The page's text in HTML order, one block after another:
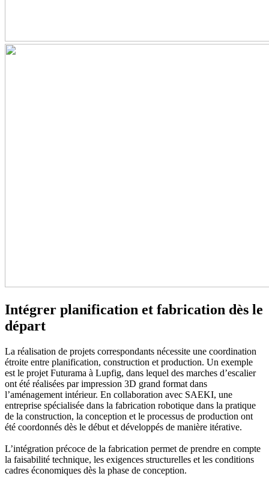
Intégrer planification et fabrication dès le
départ
La réalisation de projets correspondants nécessite une coordination
étroite entre planification, construction et production. Un exemple
est le projet Futurama à Lupfig, dans lequel des marches d’escalier
ont été réalisées par impression 3D grand format dans
l’aménagement intérieur. En collaboration avec SAEKI, une
entreprise spécialisée dans la fabrication robotique dans la pratique
de la construction, la conception et le processus de production ont
été coordonnés dès le début et développés de manière itérative.
L’intégration précoce de la fabrication permet de prendre en compte
la faisabilité technique, les exigences structurelles et les conditions
cadres économiques dès la phase de conception.